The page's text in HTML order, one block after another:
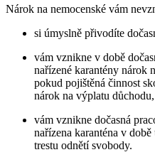
Nárok na nemocenské vám
si úmyslně přivodíte
vám vznikne v době
nařízené karantény nárok
pokud pojištěná činnost
nárok na výplatu důchodu,
vám vznikne dočasná
nařízena karanténa v
trestu odnětí svobody.